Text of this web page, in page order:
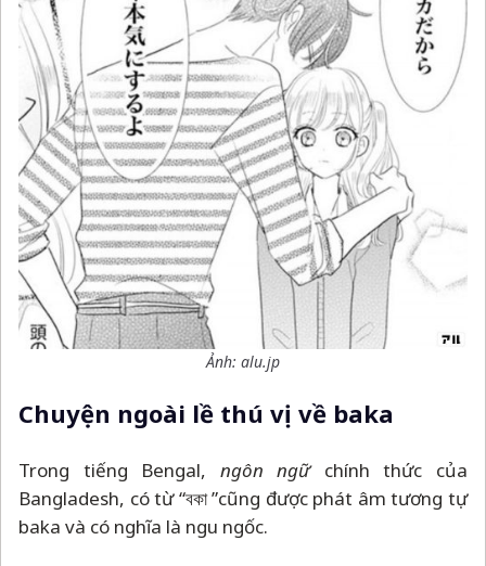
Ảnh: alu.jp
Chuyện ngoài lề thú vị về baka
Trong tiếng Bengal, ngôn ngữchính thức của
Bangladesh, có từ “বকা ”cũng được phát âm tương tự
baka và có nghĩa là ngu ngốc.